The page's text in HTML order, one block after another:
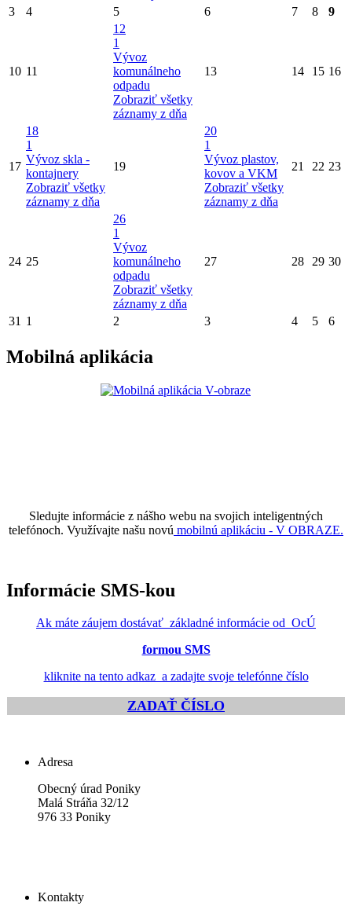
3
4 5 6 7 8 9
10 11
12
1
Vývoz
komunálneho
odpadu
Zobraziť všetky
záznamy z dňa
13 14 15 16
17
18
1
Vývoz skla -
kontajnery
Zobraziť všetky
záznamy z dňa
19
20
1
Vývoz plastov,
kovov a VKM
Zobraziť všetky
záznamy z dňa
21 22 23
24 25
26
1
Vývoz
komunálneho
odpadu
Zobraziť všetky
záznamy z dňa
27 28 29 30
31 1 2 3 4 5 6
Mobilná aplikácia
Sledujte informácie z nášho webu na svojich inteligentných
telefónoch. Využívajte našu novú mobilnú aplikáciu - V OBRAZE.
Informácie SMS-kou
Ak máte záujem dostávať základné informácie od OcÚ
formou SMS
kliknite na tento adkaz a zadajte svoje telefónne číslo
ZADAŤ ČÍSLO
Adresa
Obecný úrad Poniky
Malá Stráňa 32/12
976 33 Poniky
Kontakty